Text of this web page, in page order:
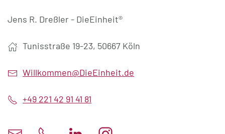
Jens R. Dreßler - DieEinheit®
Tunisstraße 19-23, 50667 Köln
Willkommen@DieEinheit.de
+49 221 42 91 41 81